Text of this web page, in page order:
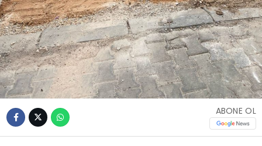
Youtube
ABONE OL